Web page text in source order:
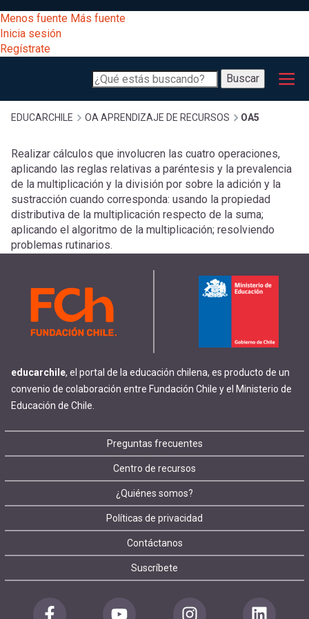
al
contenido
principal
[Educarchile
Escritorio]
Menú
entrar
a
mi
cuenta
Menos fuente Más fuente
Inicia sesión
Regístrate
Buscar
Buscar
Menú
principal
Desarrollo
Expand
Gestión
Expand
Comunidad
Expand
Exploración
Expand
[Educarchile
Mobile]
Menú
entrar
a
mi
cuenta
Regístrate
Sobrescribir
enlaces
de
ayuda
la
navegación
EDUCARCHILE OA APRENDIZAJE DE RECURSOS OA5
Realizar cálculos que involucren las cuatro operaciones,
aplicando las reglas relativas a paréntesis y la prevalencia
de la multiplicación y la división por sobre la adición y la
sustracción cuando corresponda: usando la propiedad
distributiva de la multiplicación respecto de la suma;
aplicando el algoritmo de la multiplicación; resolviendo
problemas rutinarios.
educarchile, el portal de la educación chilena, es producto de un
convenio de colaboración entre Fundación Chile y el Ministerio de
Educación de Chile.
Footer
menu
Preguntas frecuentes
Centro de recursos
¿Quiénes somos?
Políticas de privacidad
Contáctanos
Suscríbete
registrarte.
Inicia sesión.